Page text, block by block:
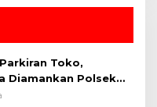
Toko,
Diamankan Polsek